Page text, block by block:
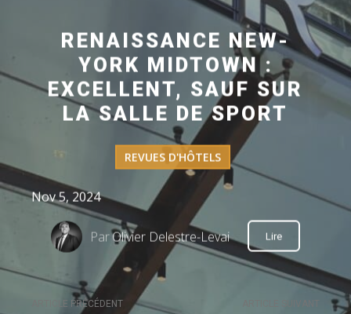
ARTICLE PRÉCÉDENT
RENAISSANCE NEW-
YORK MIDTOWN :
EXCELLENT, SAUF SUR
LA SALLE DE SPORT
REVUES D'HÔTELS
Nov 5, 2024
ParOlivier Delestre-Levai Lire